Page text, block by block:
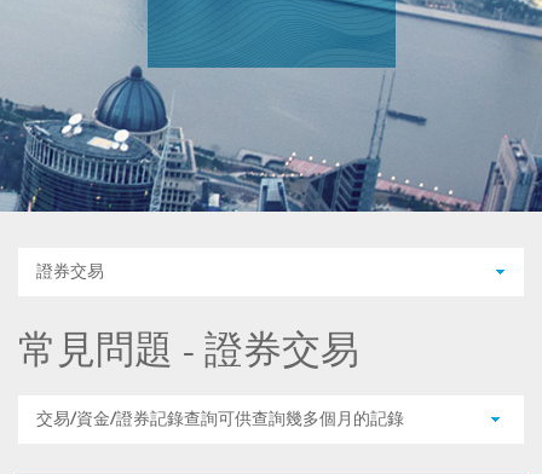
證券交易
常見問題 - 證券交易
交易/資金/證券記錄查詢可供查詢幾多個月的記錄